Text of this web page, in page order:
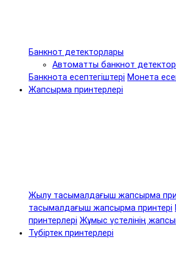
Банкнот детекторлары
Автоматты банкнот
Банкнота есептегіштері Монета
Жапсырма принтерлері
Жылу тасымалдағыш жапсырма
тасымалдағыш жапсырма принтері
принтерлері Жұмыс үстелінің
Түбіртек принтерлері